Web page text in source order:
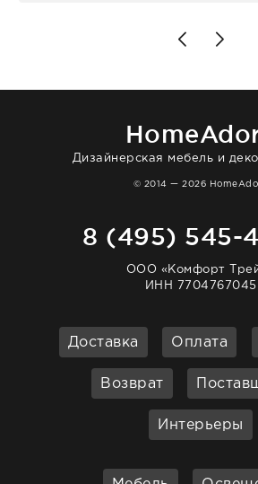
Позже заказывала
доставили сдэком на
отвечает очень быстро.
Дизайнерская мебель и
© 2014 — 2026
8 (495) 545-
ООО «Комфорт
ИНН 7704767045
Доставка Оплата
Возврат
Интерьеры